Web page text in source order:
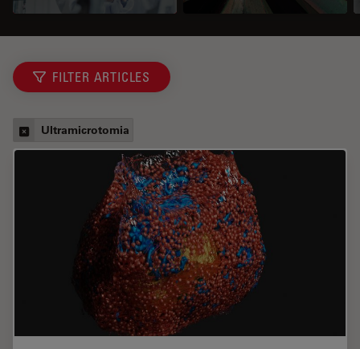
FILTER ARTICLES
Ultramicrotomia